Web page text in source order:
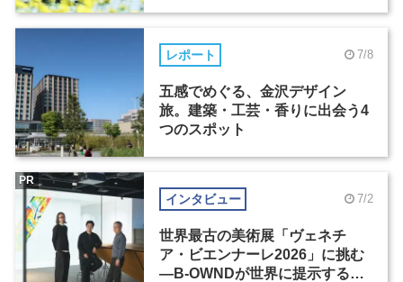
レポート 7/8
五感でめぐる、金沢デザイン
旅。建築・工芸・香りに出会う4
つのスポット
インタビュー 7/2
世界最古の美術展「ヴェネチ
ア・ビエンナーレ2026」に挑む
―B-OWNDが世界に提示する美
PR